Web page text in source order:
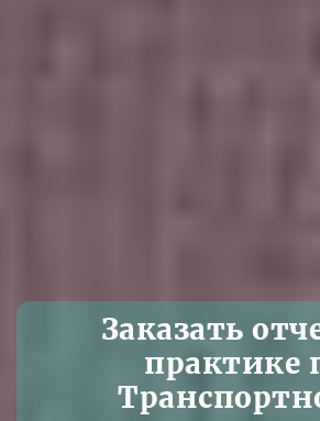
Заказать
практике